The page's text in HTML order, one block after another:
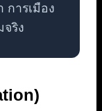
การเมือง
ริง